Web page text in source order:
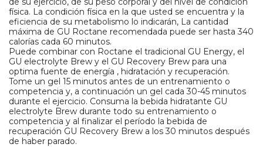
física. La condición física en la que usted se encuentra y la
eficiencia de su metabolismo lo indicarán, La cantidad
máxima de GU Roctane recomendada puede ser hasta 340
calorías cada 60 minutos.
Puede combinar con Roctane el tradicional GU Energy, el
GU electrolyte Brew y el GU Recovery Brew para una
optima fuente de energía , hidratación y recuperación.
Tome un gel 15 minutos antes de un entrenamiento o
competencia y, a continuación un gel cada 30-45 minutos
durante el ejercicio. Consuma la bebida hidratante GU
electrolyte Brew durante todo su entrenamiento o
competencia y al finalizar el período la bebida de
recuperación GU Recovery Brew a los 30 minutos después
de haber parado.